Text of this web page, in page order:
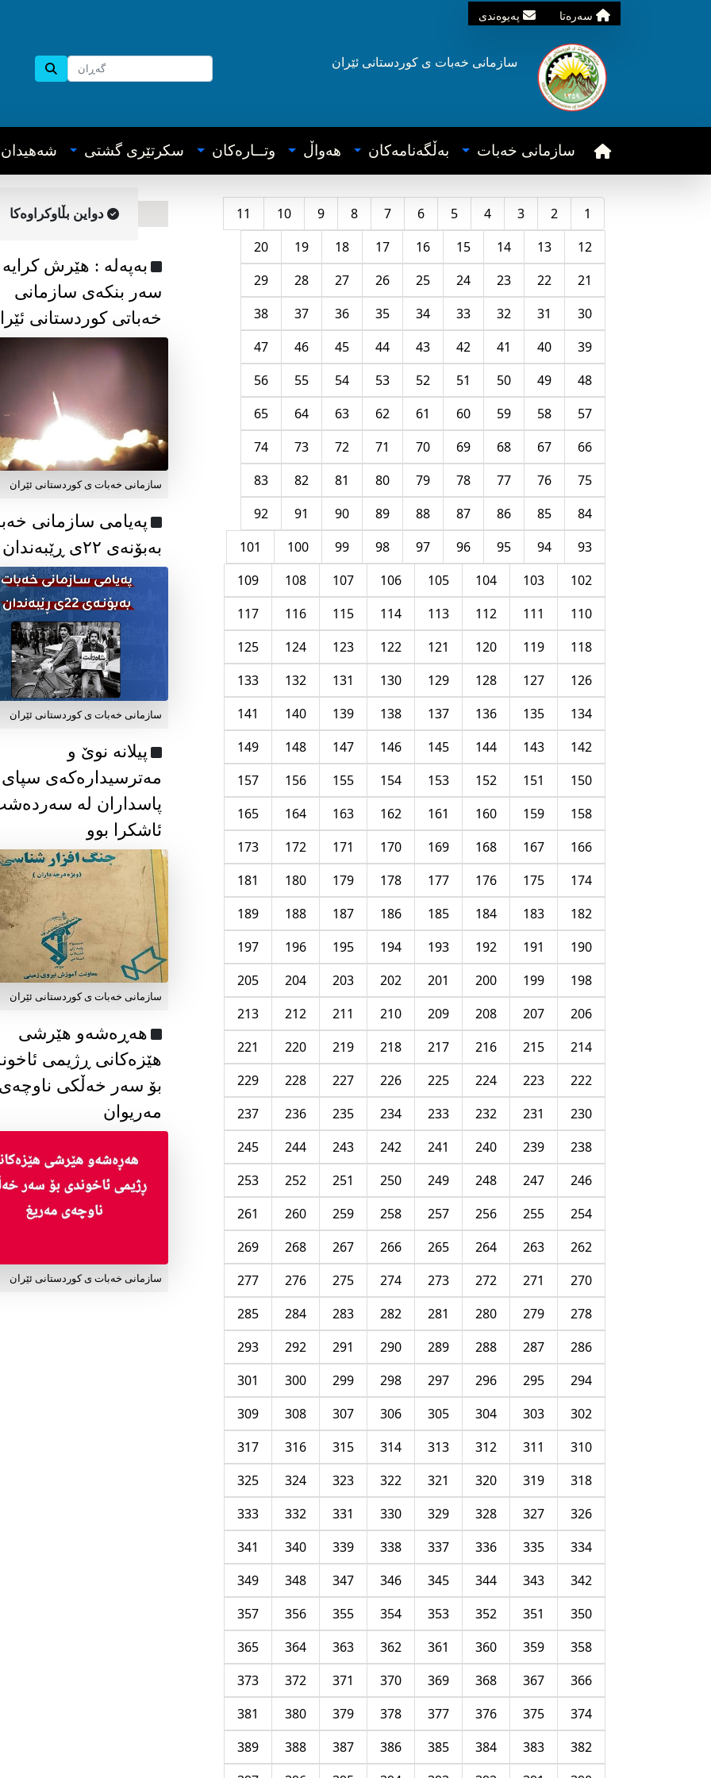
سه‌ره‌تا په‌یوه‌ندی
سازمانی خه‌بات ی کوردستانی ئێران
سازمانی خه‌بات به‌ڵگه‌نامه‌کان هه‌واڵ وتــاره‌کان سکرتێری گشتی شه‌هیدان
1
2
3
4
5
6
7
8
9
10
11
12
13
14
15
16
17
18
19
20
21
22
23
24
25
26
27
28
29
30
31
32
33
34
35
36
37
38
39
40
41
42
43
44
45
46
47
48
49
50
51
52
53
54
55
56
57
58
59
60
61
62
63
64
65
66
67
68
69
70
71
72
73
74
75
76
77
78
79
80
81
82
83
84
85
86
87
88
89
90
91
92
93
94
95
96
97
98
99
100
101
102
103
104
105
106
107
108
109
110
111
112
113
114
115
116
117
118
119
120
121
122
123
124
125
126
127
128
129
130
131
132
133
134
135
136
137
138
139
140
141
142
143
144
145
146
147
148
149
150
151
152
153
154
155
156
157
158
159
160
161
162
163
164
165
166
167
168
169
170
171
172
173
174
175
176
177
178
179
180
181
182
183
184
185
186
187
188
189
190
191
192
193
194
195
196
197
198
199
200
201
202
203
204
205
206
207
208
209
210
211
212
213
214
215
216
217
218
219
220
221
222
223
224
225
226
227
228
229
230
231
232
233
234
235
236
237
238
239
240
241
242
243
244
245
246
247
248
249
250
251
252
253
254
255
256
257
258
259
260
261
262
263
264
265
266
267
268
269
270
271
272
273
274
275
276
277
278
279
280
281
282
283
284
285
286
287
288
289
290
291
292
293
294
295
296
297
298
299
300
301
302
303
304
305
306
307
308
309
310
311
312
313
314
315
316
317
318
319
320
321
322
323
324
325
326
327
328
329
330
331
332
333
334
335
336
337
338
339
340
341
342
343
344
345
346
347
348
349
350
351
352
353
354
355
356
357
358
359
360
361
362
363
364
365
366
367
368
369
370
371
372
373
374
375
376
377
378
379
380
381
382
383
384
385
386
387
388
389
دواین بڵاوکراوه‌کا
به‌په‌له‌ : هێرش کرایە
سەر بنکەی سازمانی
خەباتی کوردستانی
سازمانی خەبات ی کوردستانی ئێران
پەیامی سازمانی
بەبۆنەی ۲۲ی ڕێبەندان
سازمانی خەبات ی كوردستانی ئێران
پیلانە نوێ و
مەترسیدارەکەی سپای
پاسداران لە
ئاشکرا بوو
سازمانی خەبات ی كوردستانی ئێران
هەڕەشەو هێرشی
هێزەکانی ڕژیمی
بۆ سەر خەڵکی
مەریوان
سازمانی خەبات ی کوردستانی ئێران